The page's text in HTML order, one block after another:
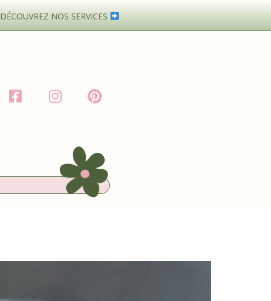
DÉCOUVREZ NOS SERVICES